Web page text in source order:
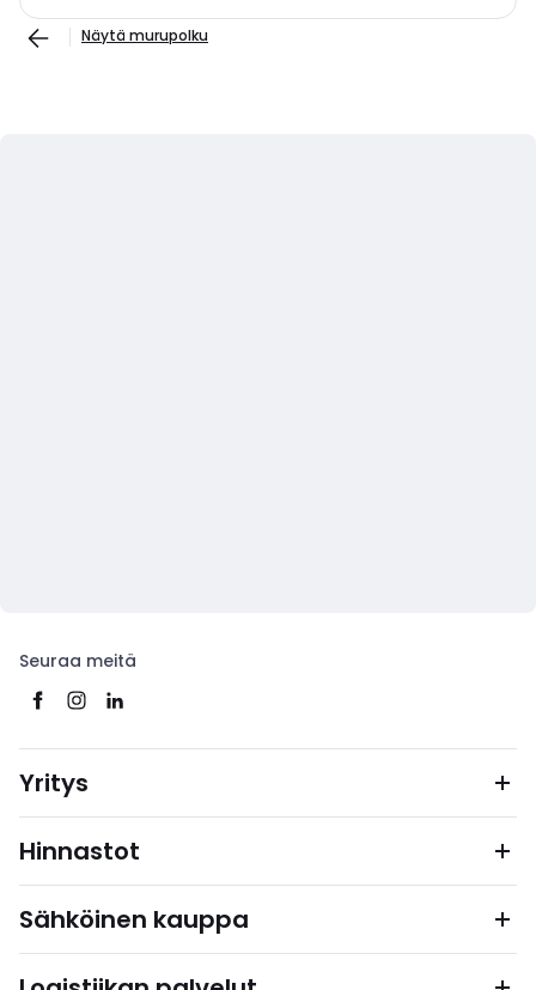
Näytä murupolku
Seuraa meitä
Yritys
Hinnastot
Sähköinen kauppa